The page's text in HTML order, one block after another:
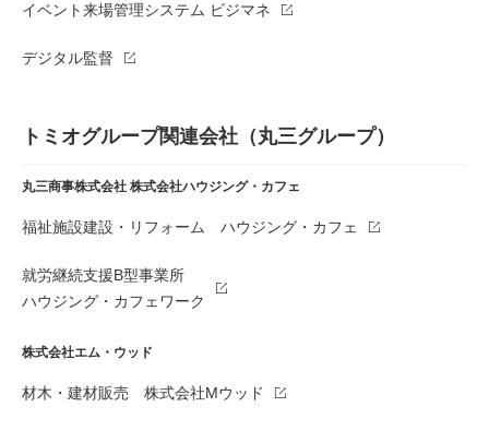
イベント来場管理システム ビジマネ
デジタル監督
トミオグループ関連会社（丸三グループ）
丸三商事株式会社 株式会社ハウジング・カフェ
福祉施設建設・リフォーム ハウジング・カフェ
就労継続支援B型事業所
ハウジング・カフェワーク
株式会社エム・ウッド
材木・建材販売 株式会社Mウッド